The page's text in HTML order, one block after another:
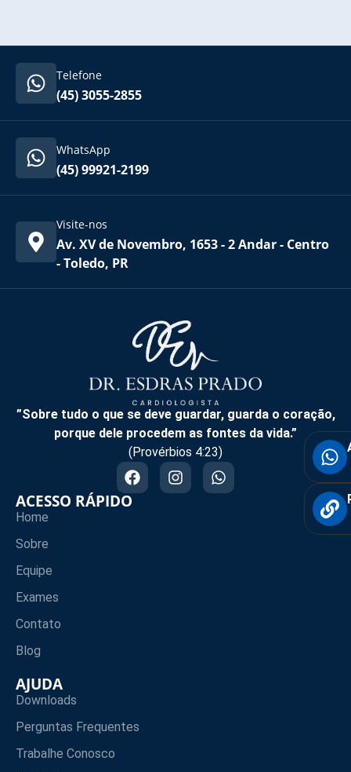
Telefone
(45) 3055-2855
WhatsApp
(45) 99921-2199
Visite-nos
Av. XV de Novembro, 1653 - 2 Andar - Centro
- Toledo, PR
”Sobre tudo o que se deve guardar, guarda o coração,
porque dele procedem as fontes da vida.”
(Provérbios 4:23)
ACESSO RÁPIDO
Home
Sobre
Equipe
Exames
Contato
Blog
AJUDA
Downloads
Perguntas Frequentes
Trabalhe Conosco